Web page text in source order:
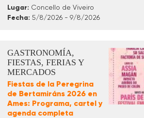
Lugar: Concello de Viveiro
Fecha: 5/8/2026 - 9/8/2026
GASTRONOMÍA,
FIESTAS, FERIAS Y
MERCADOS
Fiestas de la Peregrina
de Bertamiráns 2026 en
Ames: Programa, cartel y
agenda completa